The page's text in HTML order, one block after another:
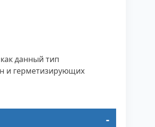
данный тип
и герметизирующих